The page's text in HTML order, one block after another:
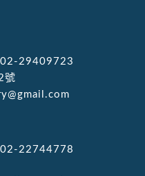
02-29409723
號
02-22744778